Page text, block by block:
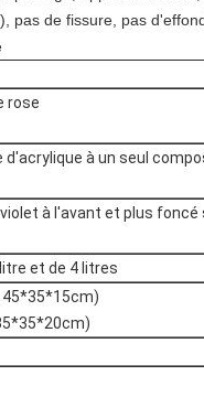
pas de fissure, pas
rose
d'acrylique à un seul
à l'avant et plus
et de 4 litres
45*35*15cm)